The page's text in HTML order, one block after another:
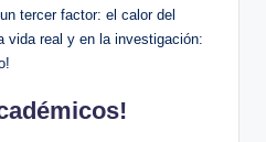
tercer factor: el calor del
vida real y en la investigación: